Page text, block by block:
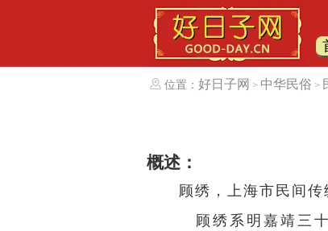
位置： 好日子网 > 中华民俗 >
概述：
顾绣， 上海市 民间传
顾绣系明嘉靖三